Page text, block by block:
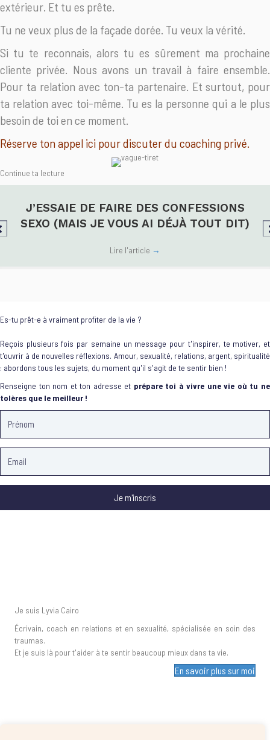
extérieur. Et tu es prête.
Tu ne veux plus de la façade dorée. Tu veux la vérité.
Si tu te reconnais, alors tu es sûrement ma prochaine
cliente privée. Nous avons un travail à faire ensemble.
Pour ta relation avec ton-ta partenaire. Et surtout, pour
ta relation avec toi-même. Tu es la personne qui a le plus
besoin de toi en ce moment.
Réserve ton appel ici pour discuter du coaching privé.
Continue ta lecture
J’ESSAIE DE FAIRE DES CONFESSIONS
SEXO (MAIS JE VOUS AI DÉJÀ TOUT DIT)
Lire l'article →
Es-tu prêt-e à vraiment profiter de la vie ?
Reçois plusieurs fois par semaine un message pour t'inspirer, te motiver, et
t'ouvrir à de nouvelles réflexions. Amour, sexualité, relations, argent, spiritualité
: abordons tous les sujets, du moment qu'il s'agit de te sentir bien !
Renseigne ton nom et ton adresse et prépare toi à vivre une vie où tu ne
tolères que le meilleur !
Je m'inscris
Je suis Lyvia Cairo
Écrivain, coach en relations et en sexualité, spécialisée en soin des
traumas.
Et je suis là pour t'aider à te sentir beaucoup mieux dans ta vie.
En savoir plus sur moi